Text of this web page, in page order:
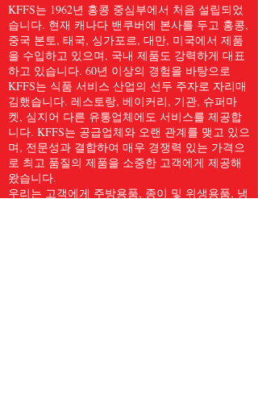
KFFS는 1962년 홍콩 중심부에서 처음 설립되었
습니다. 현재 캐나다 밴쿠버에 본사를 두고 홍콩,
중국 본토, 태국, 싱가포르, 대만, 미국에서 제품
을 수입하고 있으며, 국내 제품도 강력하게 대표
하고 있습니다. 60년 이상의 경험을 바탕으로
KFFS는 식품 서비스 산업의 선두 주자로 자리매
김했습니다. 레스토랑, 베이커리, 기관, 슈퍼마
켓, 심지어 다른 유통업체에도 서비스를 제공합
니다. KFFS는 공급업체와 오랜 관계를 맺고 있으
며, 전문성과 결합하여 매우 경쟁력 있는 가격으
로 최고 품질의 제품을 소중한 고객에게 제공해
왔습니다.
우리는 고객에게 주방용품, 종이 및 위생용품, 냉